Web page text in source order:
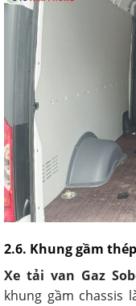
2.6. Khung gầm
Xe tải van Gaz
khung gầm chassis